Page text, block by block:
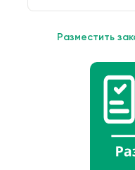
Разместить